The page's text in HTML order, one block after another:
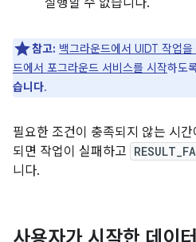
실행할 수 없습니다.
참고: 백그라운드에서 UIDT 작업을
드에서 포그라운드 서비스를 시작하도
습니다.
필요한 조건이 충족되지 않는 시
되면 작업이 실패하고
니다.